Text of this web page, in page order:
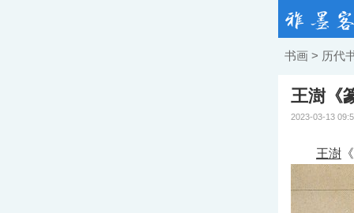
书画 > 历代
王澍《
2023-03-13
王澍